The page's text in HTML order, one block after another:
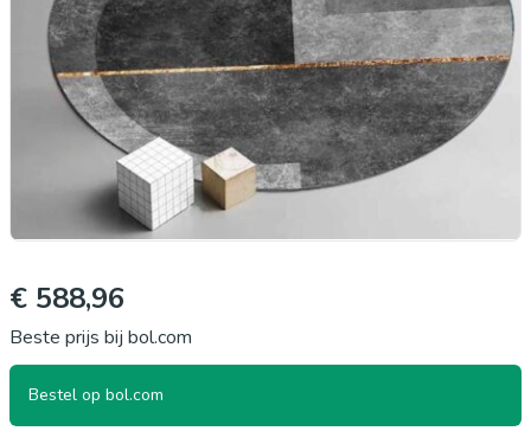
€ 588,96
Beste prijs bij bol.com
Bestel op bol.com